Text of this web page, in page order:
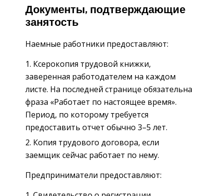
Документы, подтверждающие
занятость
Наемные работники предоставляют:
Ксерокопия трудовой книжки,
заверенная работодателем на каждом
листе. На последней странице обязательна
фраза «Работает по настоящее время».
Период, по которому требуется
предоставить отчет обычно 3–5 лет.
Копия трудового договора, если
заемщик сейчас работает по нему.
Предприниматели предоставляют: